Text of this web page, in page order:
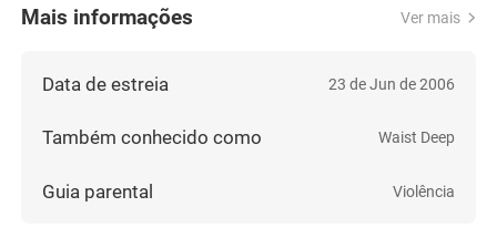
Mais informações Ver mais
Data de estreia 23 de Jun de 2006
Também conhecido como Waist Deep
Guia parental Violência